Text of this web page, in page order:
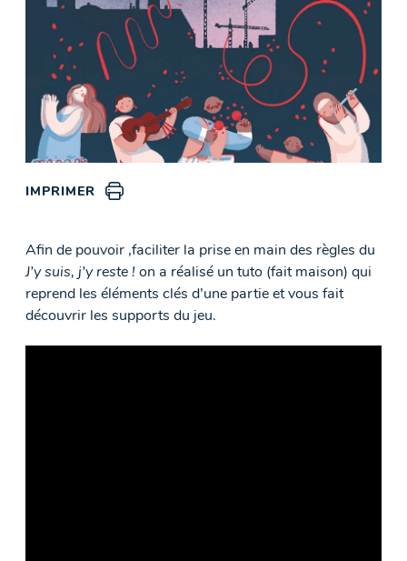
IMPRIMER
Afin de pouvoir ,faciliter la prise en main des règles du
J’y suis, j’y reste ! on a réalisé un tuto (fait maison) qui
reprend les éléments clés d’une partie et vous fait
découvrir les supports du jeu.